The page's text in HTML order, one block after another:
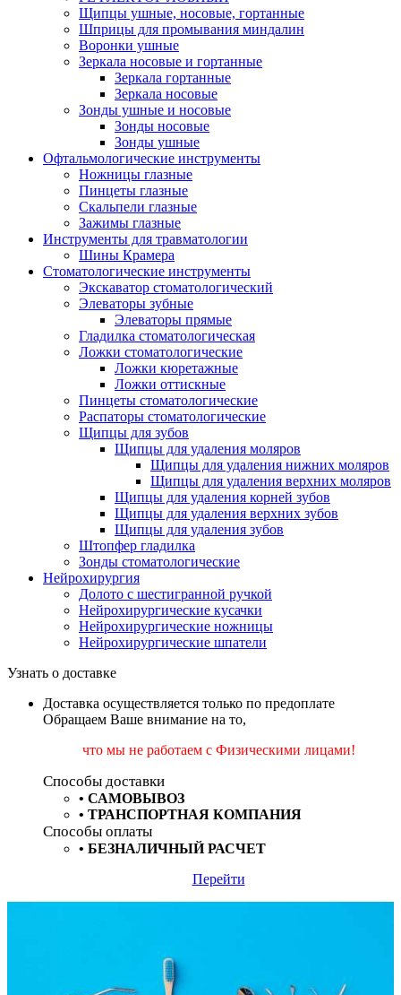
Щипцы ушные, носовые, гортанные
Шприцы для промывания миндалин
Воронки ушные
Зеркала носовые и гортанные
Зеркала гортанные
Зеркала носовые
Зонды ушные и носовые
Зонды носовые
Зонды ушные
Офтальмологические инструменты
Ножницы глазные
Пинцеты глазные
Скальпели глазные
Зажимы глазные
Инструменты для травматологии
Шины Крамера
Стоматологические инструменты
Экскаватор стоматологический
Элеваторы зубные
Элеваторы прямые
Гладилка стоматологическая
Ложки стоматологические
Ложки кюретажные
Ложки оттискные
Пинцеты стоматологические
Распаторы стоматологические
Щипцы для зубов
Щипцы для удаления моляров
Щипцы для удаления нижних моляров
Щипцы для удаления верхних моляров
Щипцы для удаления корней зубов
Щипцы для удаления верхних зубов
Щипцы для удаления зубов
Штопфер гладилка
Зонды стоматологические
Нейрохирургия
Долото с шестигранной ручкой
Нейрохирургические кусачки
Нейрохирургические ножницы
Нейрохирургические шпатели
Узнать о доставке
Доставка осуществляется только по предоплате
Обращаем Ваше внимание на то,
что мы не работаем с Физическими лицами!
Способы доставки
• САМОВЫВОЗ
• ТРАНСПОРТНАЯ КОМПАНИЯ
Способы оплаты
• БЕЗНАЛИЧНЫЙ РАСЧЕТ
Перейти